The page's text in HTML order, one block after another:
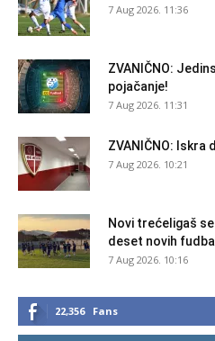
7 Aug 2026. 11:36
ZVANIČNO:
pojačanje!
7 Aug 2026. 11:31
ZVANIČNO: Iskra
7 Aug 2026. 10:21
Novi trećeligaš
deset novih
7 Aug 2026. 10:16
22,356 Fans